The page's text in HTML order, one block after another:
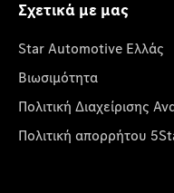
Σχετικά με μας
Star Automotive Ελλάς
Βιωσιμότητα
Πολιτική Διαχείρισης
Πολιτική απορρήτου